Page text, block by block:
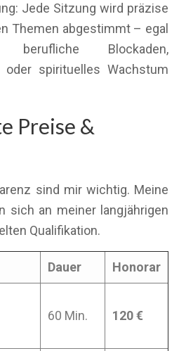
Jede Sitzung wird präzise
Themen abgestimmt – egal
Blockaden,
oder spirituelles Wachstum
Preise &
sind mir wichtig. Meine
sich an meiner langjährigen
Qualifikation.
Dauer Honorar
60 Min. 120 €